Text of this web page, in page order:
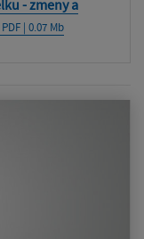
- zmeny a
PDF | 0.07 Mb